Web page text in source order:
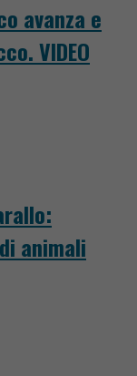
avanza e
VIDEO
animali